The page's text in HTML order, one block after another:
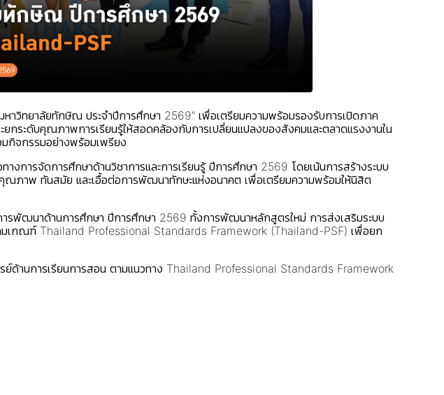
วิทยาลัยทักษิณ ประจำปีการศึกษา 2569” เพื่อเตรียมความพร้อมรองรับการเปิดภาค
ระดับคุณภาพการเรียนรู้ให้สอดคล้องกับการเปลี่ยนแปลงของสังคมและตลาดแรงงานใน
กิจกรรมอย่างพร้อมเพรียง
ารจัดการศึกษาด้านวิชาการและการเรียนรู้ ปีการศึกษา 2569 โดยเน้นการสร้างระบบ
ภาพ ทันสมัย และเอื้อต่อการพัฒนาทักษะแห่งอนาคต เพื่อเตรียมความพร้อมให้นิสิต
รพัฒนาด้านการศึกษา ปีการศึกษา 2569 ทั้งการพัฒนาหลักสูตรใหม่ การส่งเสริมระบบ
เกณฑ์ Thailand Professional Standards Framework (Thailand-PSF) เพื่อยก
ย์ด้านการเรียนการสอน ตามแนวทาง Thailand Professional Standards Framework